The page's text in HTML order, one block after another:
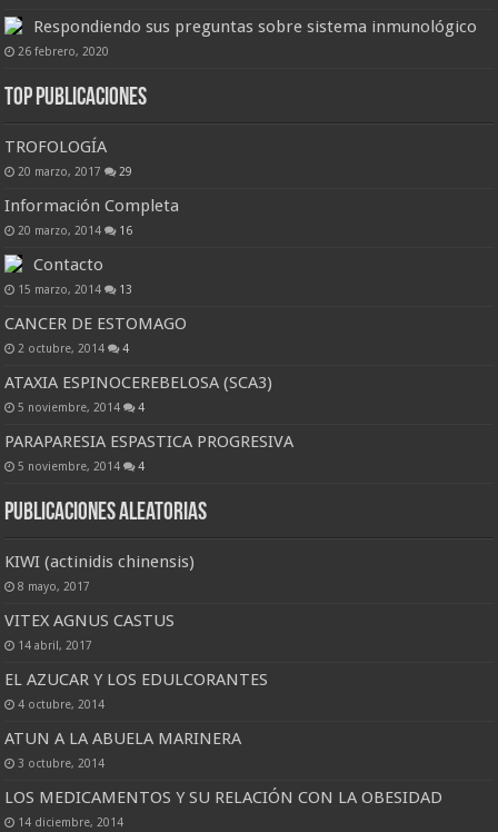
Respondiendo sus preguntas sobre sistema inmunológico
26 febrero, 2020
Top Publicaciones
TROFOLOGÍA
20 marzo, 2017 29
Información Completa
20 marzo, 2014 16
Contacto
15 marzo, 2014 13
CANCER DE ESTOMAGO
2 octubre, 2014 4
ATAXIA ESPINOCEREBELOSA (SCA3)
5 noviembre, 2014 4
PARAPARESIA ESPASTICA PROGRESIVA
5 noviembre, 2014 4
Publicaciones Aleatorias
KIWI (actinidis chinensis)
8 mayo, 2017
VITEX AGNUS CASTUS
14 abril, 2017
EL AZUCAR Y LOS EDULCORANTES
4 octubre, 2014
ATUN A LA ABUELA MARINERA
3 octubre, 2014
LOS MEDICAMENTOS Y SU RELACIÓN CON LA OBESIDAD
14 diciembre, 2014